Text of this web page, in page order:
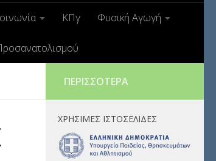
ΚΠγ Φυσική Αγωγή
ΠΕΡΙΣΣΌΤΕΡΑ
ΧΡΉΣΙΜΕΣ ΙΣΤΟΣΕΛΊΔΕΣ